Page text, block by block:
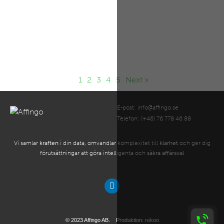
1 2 3 4 5 Next »
E-post: info@affingo.se
Telefon: (+46) 76 778 46 88
Vi samlar krafteni din data, omvandlar komplexitet till klarhetoch ger dig
förutsättningar att göra intelligenta och säkra affärsval
© 2023 Affingo AB. Produktion: rekoo